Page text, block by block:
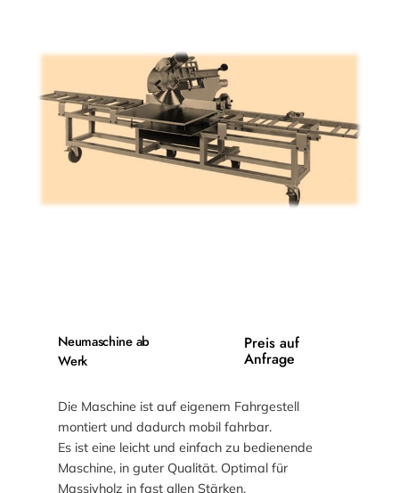
Neumaschine ab
Werk
Preis auf
Anfrage
Die Maschine ist auf eigenem Fahrgestell
montiert und dadurch mobil fahrbar.
Es ist eine leicht und einfach zu bedienende
Maschine, in guter Qualität. Optimal für
Massivholz in fast allen Stärken.